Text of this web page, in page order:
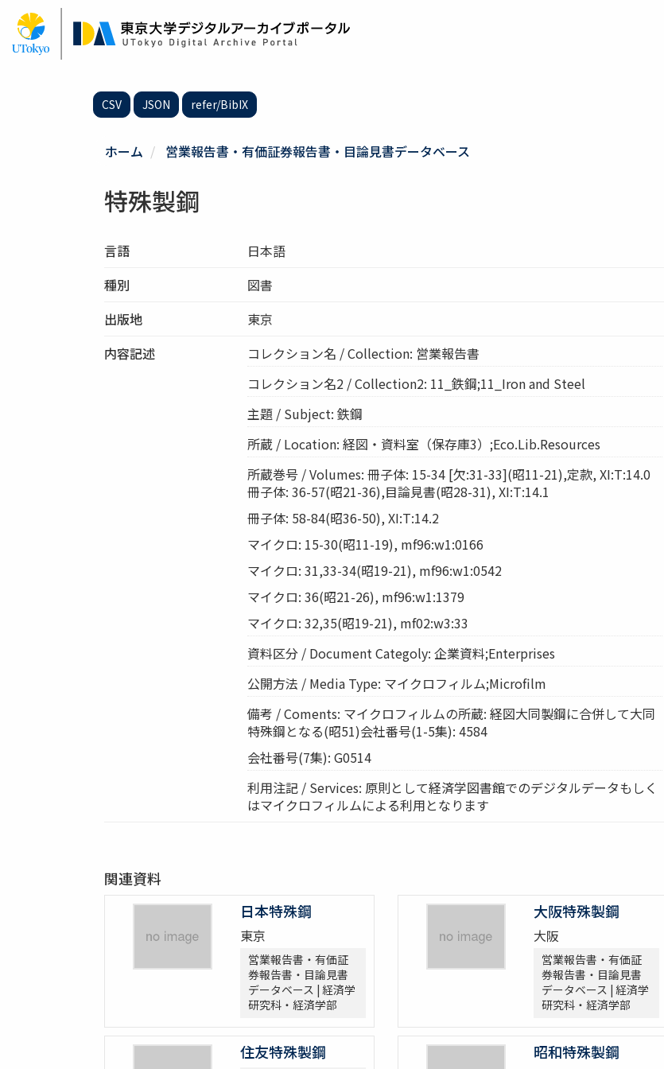
ン
CSV JSON refer/BibIX
ホーム 営業報告書・有価証券報告書・目論見書データベース
特殊製鋼
言語
日本語
種別
図書
出版地
東京
内容記述
コレクション名 / Collection: 営業報告書
コレクション名2 / Collection2: 11_鉄鋼;11_Iron and Steel
主題 / Subject: 鉄鋼
所蔵 / Location: 経図・資料室（保存庫3）;Eco.Lib.Resources
所蔵巻号 / Volumes: 冊子体: 15-34 [欠:31-33](昭11-21),定款, XI:T:14.0
冊子体: 36-57(昭21-36),目論見書(昭28-31), XI:T:14.1
冊子体: 58-84(昭36-50), XI:T:14.2
マイクロ: 15-30(昭11-19), mf96:w1:0166
マイクロ: 31,33-34(昭19-21), mf96:w1:0542
マイクロ: 36(昭21-26), mf96:w1:1379
マイクロ: 32,35(昭19-21), mf02:w3:33
資料区分 / Document Categoly: 企業資料;Enterprises
公開方法 / Media Type: マイクロフィルム;Microfilm
備考 / Coments: マイクロフィルムの所蔵: 経図大同製鋼に合併して大同
特殊鋼となる(昭51)会社番号(1-5集): 4584
会社番号(7集): G0514
利用注記 / Services: 原則として経済学図書館でのデジタルデータもしく
はマイクロフィルムによる利用となります
関連資料
日本特殊鋼
東京
営業報告書・有価証
券報告書・目論見書
データベース | 経済学
研究科・経済学部
大阪特殊製鋼
大阪
営業報告書・有価証
券報告書・目論見書
データベース | 経済学
研究科・経済学部
住友特殊製鋼 昭和特殊製鋼